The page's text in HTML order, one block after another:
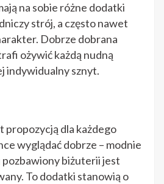
na sobie różne dodatki
strój, a często nawet
Dobrze dobrana
ożywić każdą nudną
indywidualny sznyt.
propozycją dla każdego
wyglądać dobrze – modnie
biżuterii jest
To dodatki stanowią o